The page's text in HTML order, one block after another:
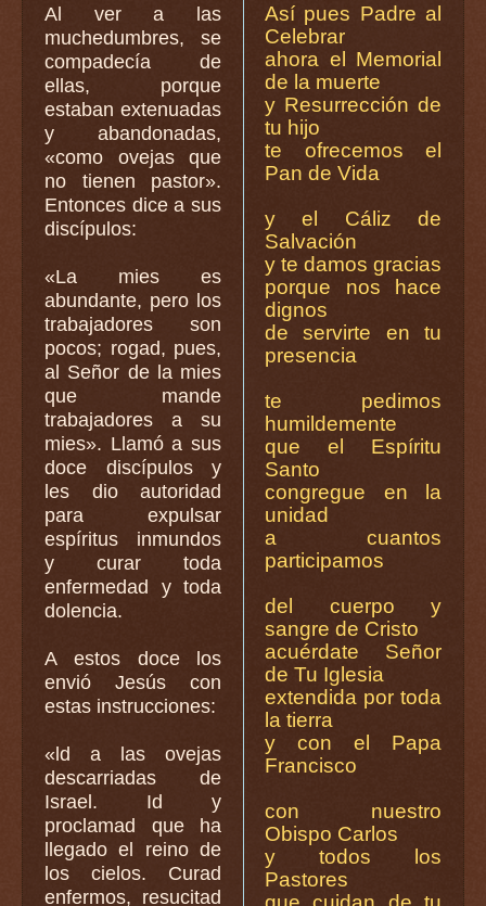
Al ver a las
muchedumbres, se
compadecía de
ellas, porque
estaban extenuadas
y abandonadas,
«como ovejas que
no tienen pastor».
Entonces dice a sus
discípulos:
«La mies es
abundante, pero los
trabajadores son
pocos; rogad, pues,
al Señor de la mies
que mande
trabajadores a su
mies». Llamó a sus
doce discípulos y
les dio autoridad
para expulsar
espíritus inmundos
y curar toda
enfermedad y toda
dolencia.
A estos doce los
envió Jesús con
estas instrucciones:
«ld a las ovejas
descarriadas de
Israel. Id y
proclamad que ha
llegado el reino de
los cielos. Curad
enfermos, resucitad
Así pues Padre al
Celebrar
ahora el Memorial
de la muerte
y Resurrección de
tu hijo
te ofrecemos el
Pan de Vida
y el Cáliz de
Salvación
y te damos gracias
porque nos hace
dignos
de servirte en tu
presencia
te pedimos
humildemente
que el Espíritu
Santo
congregue en la
unidad
a cuantos
participamos
del cuerpo y
sangre de Cristo
acuérdate Señor
de Tu Iglesia
extendida por toda
la tierra
y con el Papa
Francisco
con nuestro
Obispo Carlos
y todos los
Pastores